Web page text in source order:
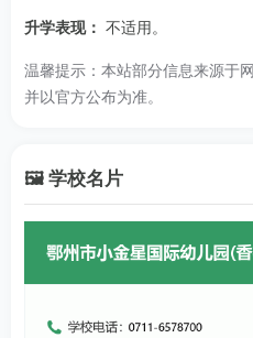
升学表现： 不适用。
温馨提示：本站部分信息来源于
并以官方公布为准。
🖼️ 学校名片